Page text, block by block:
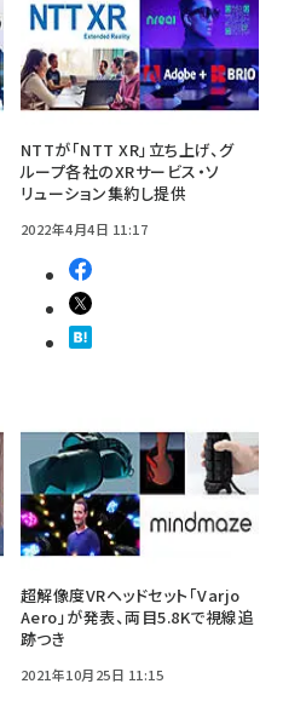
NTTが「NTT XR」立ち上げ、グ
ループ各社のXRサービス・ソ
リューション集約し提供
2022年4月4日 11:17
超解像度VRヘッドセット「Varjo
Aero」が発表、両目5.8Kで視線追
跡つき
2021年10月25日 11:15